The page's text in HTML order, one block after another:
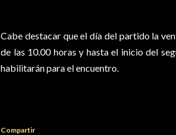
Cabe destacar que el día del partido la
de las 10.00 horas y hasta el inicio del
habilitarán para el encuentro.
Compartir